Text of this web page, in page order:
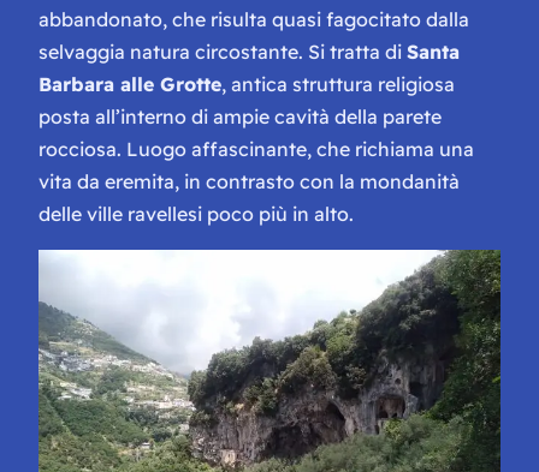
abbandonato, che risulta quasi fagocitato dalla
selvaggia natura circostante. Si tratta di Santa
Barbara alle Grotte, antica struttura religiosa
posta all’interno di ampie cavità della parete
rocciosa. Luogo affascinante, che richiama una
vita da eremita, in contrasto con la mondanità
delle ville ravellesi poco più in alto.